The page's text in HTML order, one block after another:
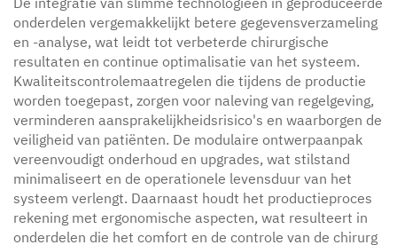
onderdelen vergemakkelijkt betere gegevensverzameling
en -analyse, wat leidt tot verbeterde chirurgische
resultaten en continue optimalisatie van het systeem.
Kwaliteitscontrolemaatregelen die tijdens de productie
worden toegepast, zorgen voor naleving van regelgeving,
verminderen aansprakelijkheidsrisico's en waarborgen de
veiligheid van patiënten. De modulaire ontwerpaanpak
vereenvoudigt onderhoud en upgrades, wat stilstand
minimaliseert en de operationele levensduur van het
systeem verlengt. Daarnaast houdt het productieproces
rekening met ergonomische aspecten, wat resulteert in
onderdelen die het comfort en de controle van de chirurg